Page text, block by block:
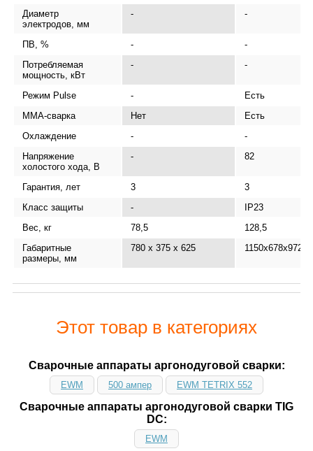
Диаметр
электродов, мм
- -
ПВ, % -
-
Потребляемая
мощность, кВт
- -
Режим Pulse -
Есть
MMA-сварка
Нет
Есть
Охлаждение
-
-
Напряжение
холостого хода, В
- 82
Гарантия, лет 3
3
Класс защиты
-
IP23
Вес, кг
78,5
128,5
Габаритные
размеры, мм
780 x 375 x 625 1150x678x972
Этот товар в категориях
Сварочные аппараты аргонодуговой сварки:
EWM 500 ампер EWM TETRIX 552
Сварочные аппараты аргонодуговой сварки TIG
DC:
EWM